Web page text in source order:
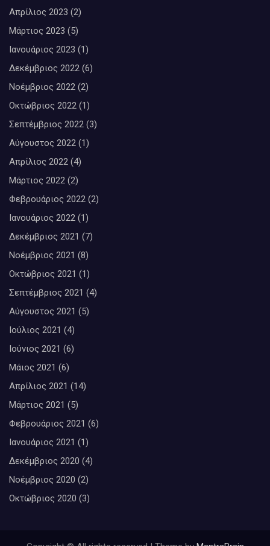
Απρίλιος 2023 (2)
Μάρτιος 2023 (5)
Ιανουάριος 2023 (1)
Δεκέμβριος 2022 (6)
Νοέμβριος 2022 (2)
Οκτώβριος 2022 (1)
Σεπτέμβριος 2022 (3)
Αύγουστος 2022 (1)
Απρίλιος 2022 (4)
Μάρτιος 2022 (2)
Φεβρουάριος 2022 (2)
Ιανουάριος 2022 (1)
Δεκέμβριος 2021 (7)
Νοέμβριος 2021 (8)
Οκτώβριος 2021 (1)
Σεπτέμβριος 2021 (4)
Αύγουστος 2021 (5)
Ιούλιος 2021 (4)
Ιούνιος 2021 (6)
Μάιος 2021 (6)
Απρίλιος 2021 (14)
Μάρτιος 2021 (5)
Φεβρουάριος 2021 (6)
Ιανουάριος 2021 (1)
Δεκέμβριος 2020 (4)
Νοέμβριος 2020 (2)
Οκτώβριος 2020 (3)